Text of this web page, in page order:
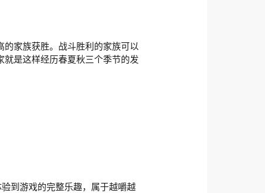
家族获胜。战斗胜利的家族可以
是这样经历春夏秋三个季节的发
到游戏的完整乐趣，属于越嚼越